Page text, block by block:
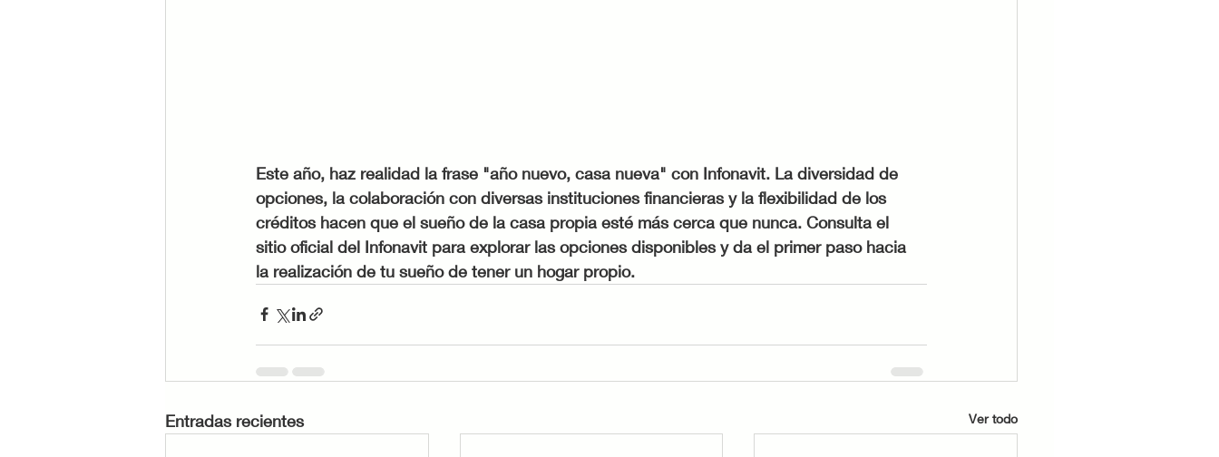
Este año, haz realidad la frase "año nuevo, casa nueva" con Infonavit. La diversidad de
opciones, la colaboración con diversas instituciones financieras y la flexibilidad de los
créditos hacen que el sueño de la casa propia esté más cerca que nunca. Consulta el
sitio oficial del Infonavit para explorar las opciones disponibles y da el primer paso hacia
la realización de tu sueño de tener un hogar propio.
Entradas recientes Ver todo